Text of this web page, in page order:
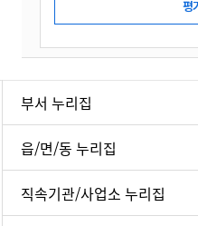
부서 누리집
읍/면/동 누리집
직속기관/사업소 누리집